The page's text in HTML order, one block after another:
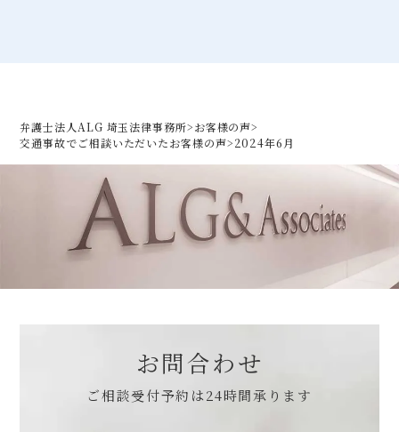
弁護士法人ALG 埼玉法律事務所>お客様の声>
交通事故でご相談いただいたお客様の声>2024年6月
お問合わせ
ご相談受付予約は24時間承ります